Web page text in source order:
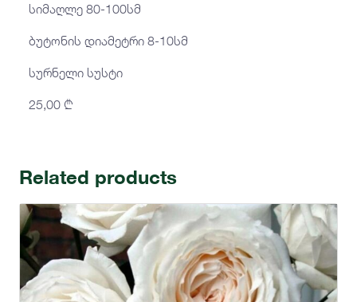
სიმაღლე 80-100სმ
ბუტონის დიამეტრი 8-10სმ
სურნელი სუსტი
25,00 ₾
Related products